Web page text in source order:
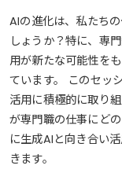
AIの進化は、私たち
しょうか？特に、専
用が新たな可能性を
ています。 このセッ
活用に積極的に取り
が専門職の仕事にど
に生成AIと向き合い
きます。